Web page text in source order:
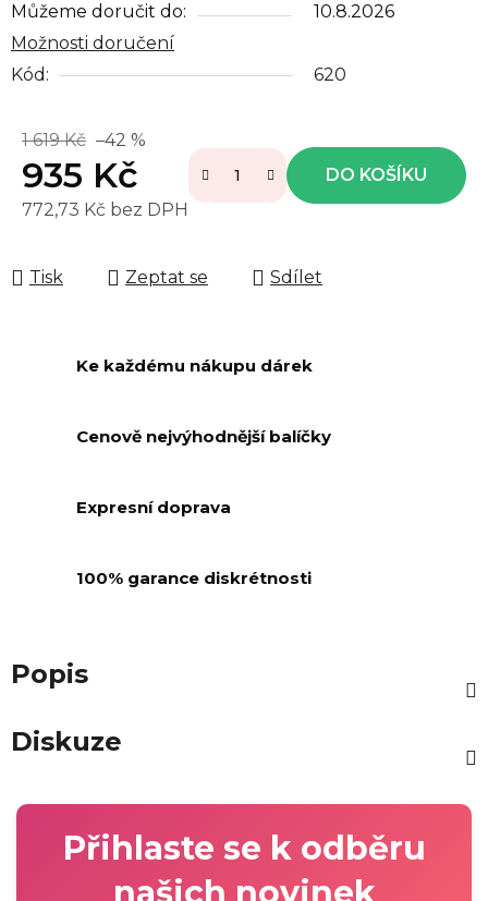
Můžeme doručit do:
10.8.2026
Možnosti doručení
Kód:
620
1 619 Kč –42 %
935 Kč
772,73 Kč bez DPH
DO KOŠÍKU
Tisk Zeptat se Sdílet
Ke každému nákupu dárek
Cenově nejvýhodnější balíčky
Expresní doprava
100% garance diskrétnosti
Popis
Diskuze
Přihlaste se k odběru